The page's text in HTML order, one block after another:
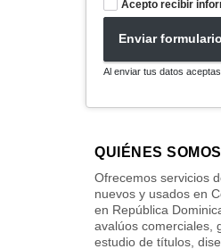
Acepto recibir
Enviar formulario
Al enviar tus datos
QUIÉNES SOMOS
Ofrecemos servicios
nuevos y usados en
en República
avalúos comerciales,
estudio de títulos,